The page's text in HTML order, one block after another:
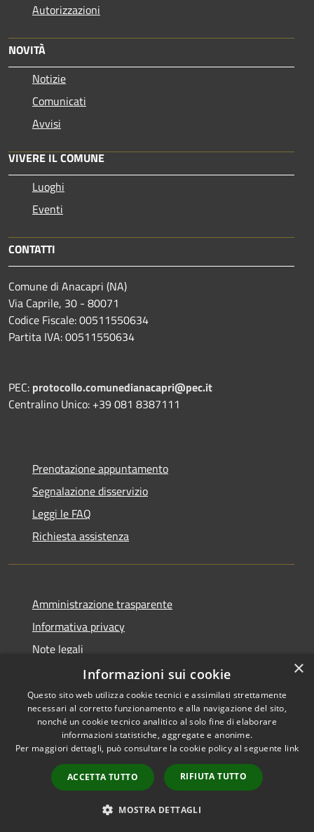
Autorizzazioni
NOVITÀ
Notizie
Comunicati
Avvisi
VIVERE IL COMUNE
Luoghi
Eventi
CONTATTI
Comune di Anacapri (NA)
Via Caprile, 30 - 80071
Codice Fiscale: 00511550634
Partita IVA: 00511550634
PEC: protocollo.comunedianacapri@pec.it
Centralino Unico: +39 081 8387111
Prenotazione appuntamento
Segnalazione disservizio
Leggi le FAQ
Richiesta assistenza
Amministrazione trasparente
Informativa privacy
Note legali
Dichiarazione di accessibilità
RSS
Accessibilità
Copyright © 2026 • Comune di
Anacapri • Powered by
Municipium•
Accesso
redazione
×
Informazioni sui cookie
Questo sito web utilizza cookie tecnici e assimilati strettamente
necessari al corretto funzionamento e alla navigazione del sito,
nonché un cookie tecnico analitico al solo fine di elaborare
informazioni statistiche, aggregate e anonime.
Per maggiori dettagli, può consultare la cookie policy al seguente link
ACCETTA TUTTO RIFIUTA TUTTO
MOSTRA DETTAGLI